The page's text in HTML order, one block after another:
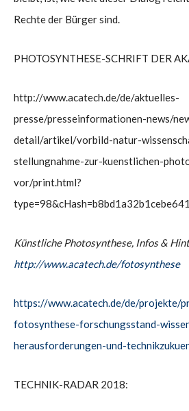
Rechte der Bürger sind.
PHOTOSYNTHESE-SCHRIFT DER
http://www.acatech.de/de/aktuelles-
presse/presseinformationen-news/
detail/artikel/vorbild-natur-
stellungnahme-zur-kuenstlichen-
vor/print.html?
Künstliche Photosynthese, Infos &
http://www.acatech.de/fotosynthese
https://www.acatech.de/de/projekte/
fotosynthese-forschungsstand-
herausforderungen-und-
TECHNIK-RADAR 2018: